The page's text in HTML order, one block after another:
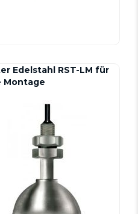
Edelstahl RST-LM für
Montage